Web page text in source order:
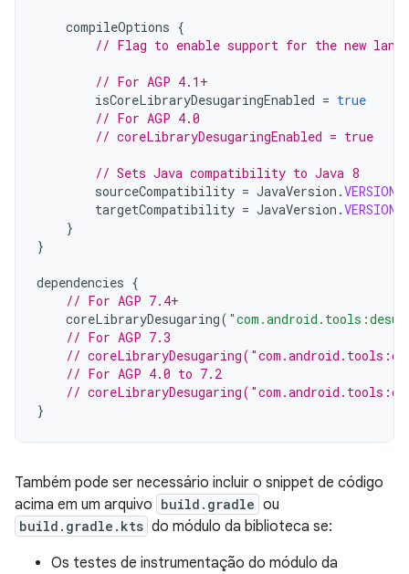
compileOptions {
// Flag to enable support for the new
// For AGP 4.1+
isCoreLibraryDesugaringEnabled = true
// For AGP 4.0
// coreLibraryDesugaringEnabled = true
// Sets Java compatibility to Java 8
sourceCompatibility = JavaVersion .
targetCompatibility = JavaVersion .
}
}
dependencies {
// For AGP 7.4+
coreLibraryDesugaring(
// For AGP 7.3
//
// For AGP 4.0 to 7.2
//
}
Também pode ser necessário incluir o snippet de código
acima em um arquivo build.gradle ou
build.gradle.kts do módulo da biblioteca se:
Os testes de instrumentação do módulo da